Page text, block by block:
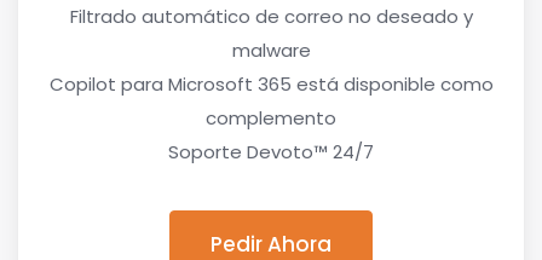
Filtrado automático de correo no deseado y
malware
Copilot para Microsoft 365 está disponible como
complemento
Soporte Devoto™ 24/7
Pedir Ahora